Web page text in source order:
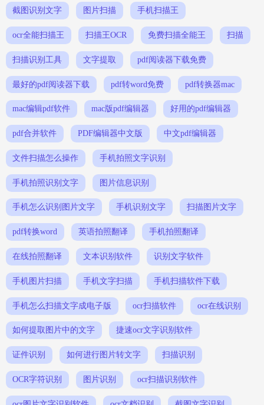
截图识别文字 图片扫描 手机扫描王
ocr全能扫描王 扫描王OCR 免费扫描全能王 扫描
扫描识别工具 文字提取 pdf阅读器下载免费
最好的pdf阅读器下载 pdf转word免费 pdf转换器mac
mac编辑pdf软件 mac版pdf编辑器 好用的pdf编辑器
pdf合并软件 PDF编辑器中文版 中文pdf编辑器
文件扫描怎么操作 手机拍照文字识别
手机拍照识别文字 图片信息识别
手机怎么识别图片文字 手机识别文字 扫描图片文字
pdf转换word 英语拍照翻译 手机拍照翻译
在线拍照翻译 文本识别软件 识别文字软件
手机图片扫描 手机文字扫描 手机扫描软件下载
手机怎么扫描文字成电子版 ocr扫描软件 ocr在线识别
如何提取图片中的文字 捷速ocr文字识别软件
证件识别 如何进行图片转文字 扫描识别
OCR字符识别 图片识别 ocr扫描识别软件